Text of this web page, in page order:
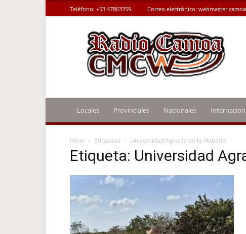
Teléfono: +53 47863359 Correo electrónico:
Radio
Camoa
Locales Provinciales Nacionales
Inicio Etiquetas Universidad Agraria de la Habana
Etiqueta: Universidad